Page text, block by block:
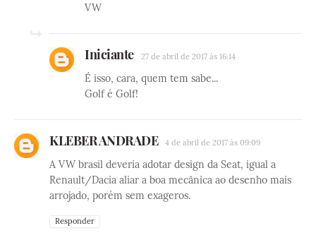
VW
Iniciante 27 de abril de 2017 às 16:14
É isso, cara, quem tem sabe...
Golf é Golf!
KLEBER ANDRADE 4 de abril de 2017 às 09:09
A VW brasil deveria adotar design da Seat, igual a
Renault/Dacia aliar a boa mecânica ao desenho mais
arrojado, porém sem exageros.
Responder